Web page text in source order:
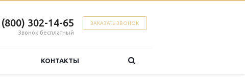
ЗАКАЗАТЬ ЗВОНОК
(800) 302-14-65
Звонок бесплатный
КОНТАКТЫ